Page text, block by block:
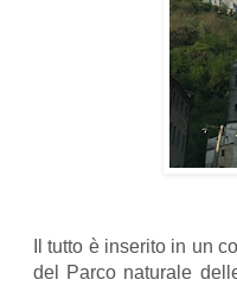
Il tutto è inserito in un
del Parco naturale